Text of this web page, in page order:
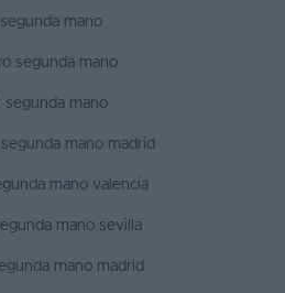
segunda mano
segunda mano
segunda mano
mano madrid
mano valencia
mano sevilla
mano madrid